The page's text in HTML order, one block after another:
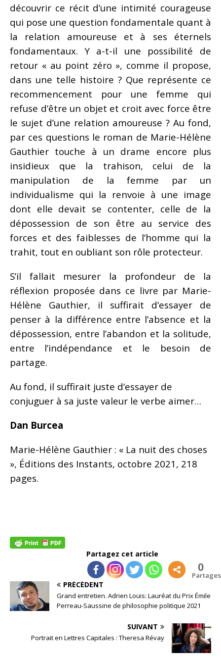
découvrir ce récit d’une intimité courageuse
qui pose une question fondamentale quant à
la relation amoureuse et à ses éternels
fondamentaux. Y a-t-il une possibilité de
retour « au point zéro », comme il propose,
dans une telle histoire ? Que représente ce
recommencement pour une femme qui
refuse d’être un objet et croit avec force être
le sujet d’une relation amoureuse ? Au fond,
par ces questions le roman de Marie-Hélène
Gauthier touche à un drame encore plus
insidieux que la trahison, celui de la
manipulation de la femme par un
individualisme qui la renvoie à une image
dont elle devait se contenter, celle de la
dépossession de son être au service des
forces et des faiblesses de l’homme qui la
trahit, tout en oubliant son rôle protecteur.
S’il fallait mesurer la profondeur de la
réflexion proposée dans ce livre par Marie-
Hélène Gauthier, il suffirait d’essayer de
penser à la différence entre l’absence et la
dépossession, entre l’abandon et la solitude,
entre l’indépendance et le besoin de
partage.
Au fond, il suffirait juste d’essayer de
conjuguer à sa juste valeur le verbe aimer…
Dan Burcea
Marie-Hélène Gauthier : « La nuit des choses
», Éditions des Instants, octobre 2021, 218
pages.
Partagez cet article
0
Partages
PRÉCÉDENT
Grand entretien. Adrien Louis: Lauréat du Prix Émile
Perreau-Saussine de philosophie politique 2021
SUIVANT
Portrait en Lettres Capitales : Theresa Révay